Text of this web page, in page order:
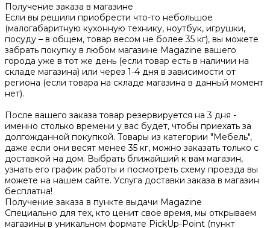
Получение заказа в магазине
Если вы решили приобрести что-то небольшое
(малогабаритную кухонную технику, ноутбук, игрушки,
посуду – в общем, товар весом не более 35 кг), вы можете
забрать покупку в любом магазине Magazine вашего
города уже в тот же день (если товар есть в наличии на
складе магазина) или через 1-4 дня в зависимости от
региона (если товара на складе магазина в данный момент
нет).
После вашего заказа товар резервируется на 3 дня -
именно столько времени у вас будет, чтобы приехать за
долгожданной покупкой. Товары из категории "Мебель",
даже если они весят менее 35 кг, можно заказать только с
доставкой на дом. Выбрать ближайший к вам магазин,
узнать его график работы и посмотреть схему проезда вы
можете на нашем сайте. Услуга доставки заказа в магазин
бесплатна!
Получение заказа в пункте выдачи Magazine
Специально для тех, кто ценит свое время, мы открываем
магазины в уникальном формате PickUp-Point (пункт